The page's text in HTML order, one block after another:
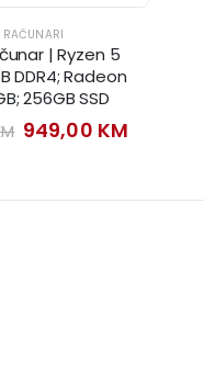
RAČUNARI
| Ryzen 5
DDR4; Radeon
256GB SSD
Original
price
949,00 KM